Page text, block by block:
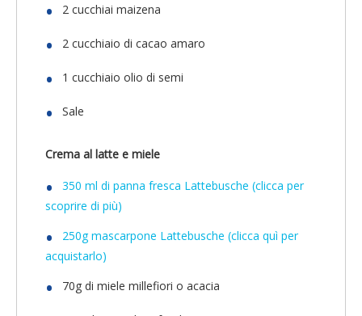
2 cucchiai maizena
2 cucchiaio di cacao amaro
1 cucchiaio olio di semi
Sale
Crema al latte e miele
350 ml di panna fresca Lattebusche (clicca per
scoprire di più)
250g mascarpone Lattebusche (clicca quì per
acquistarlo)
70g di miele millefiori o acacia